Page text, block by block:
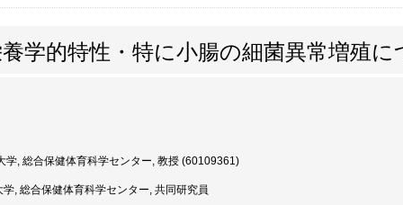
学的特性・特に小腸の細菌異常増殖に
学, 総合保健体育科学センター, 教授 (60109361)
, 総合保健体育科学センター, 共同研究員